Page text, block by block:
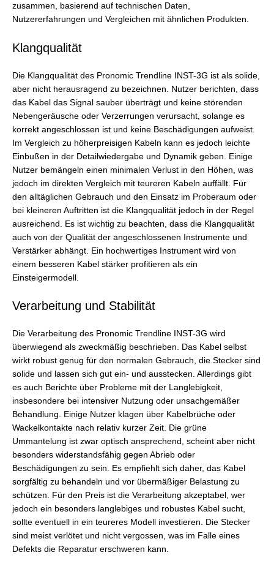
zusammen, basierend auf technischen Daten,
Nutzererfahrungen und Vergleichen mit ähnlichen Produkten.
Klangqualität
Die Klangqualität des Pronomic Trendline INST-3G ist als solide,
aber nicht herausragend zu bezeichnen. Nutzer berichten, dass
das Kabel das Signal sauber überträgt und keine störenden
Nebengeräusche oder Verzerrungen verursacht, solange es
korrekt angeschlossen ist und keine Beschädigungen aufweist.
Im Vergleich zu höherpreisigen Kabeln kann es jedoch leichte
Einbußen in der Detailwiedergabe und Dynamik geben. Einige
Nutzer bemängeln einen minimalen Verlust in den Höhen, was
jedoch im direkten Vergleich mit teureren Kabeln auffällt. Für
den alltäglichen Gebrauch und den Einsatz im Proberaum oder
bei kleineren Auftritten ist die Klangqualität jedoch in der Regel
ausreichend. Es ist wichtig zu beachten, dass die Klangqualität
auch von der Qualität der angeschlossenen Instrumente und
Verstärker abhängt. Ein hochwertiges Instrument wird von
einem besseren Kabel stärker profitieren als ein
Einsteigermodell.
Verarbeitung und Stabilität
Die Verarbeitung des Pronomic Trendline INST-3G wird
überwiegend als zweckmäßig beschrieben. Das Kabel selbst
wirkt robust genug für den normalen Gebrauch, die Stecker sind
solide und lassen sich gut ein- und ausstecken. Allerdings gibt
es auch Berichte über Probleme mit der Langlebigkeit,
insbesondere bei intensiver Nutzung oder unsachgemäßer
Behandlung. Einige Nutzer klagen über Kabelbrüche oder
Wackelkontakte nach relativ kurzer Zeit. Die grüne
Ummantelung ist zwar optisch ansprechend, scheint aber nicht
besonders widerstandsfähig gegen Abrieb oder
Beschädigungen zu sein. Es empfiehlt sich daher, das Kabel
sorgfältig zu behandeln und vor übermäßiger Belastung zu
schützen. Für den Preis ist die Verarbeitung akzeptabel, wer
jedoch ein besonders langlebiges und robustes Kabel sucht,
sollte eventuell in ein teureres Modell investieren. Die Stecker
sind meist verlötet und nicht vergossen, was im Falle eines
Defekts die Reparatur erschweren kann.